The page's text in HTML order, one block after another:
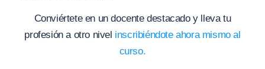
Conviértete en un docente destacado y lleva tu
profesión a otro nivel inscribiéndote ahora mismo al
curso.